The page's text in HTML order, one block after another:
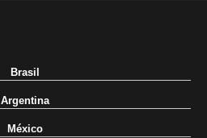
Brasil
Argentina
México